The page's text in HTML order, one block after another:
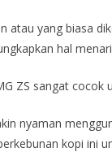
atau yang biasa
hal
ZS sangat cocok
nyaman
kopi ini